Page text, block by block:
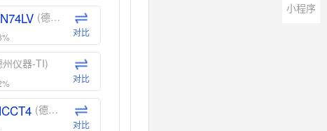
(德州仪器-TI)
对比
州仪器-TI)
对比
(德州仪器-TI)
对比
小程序